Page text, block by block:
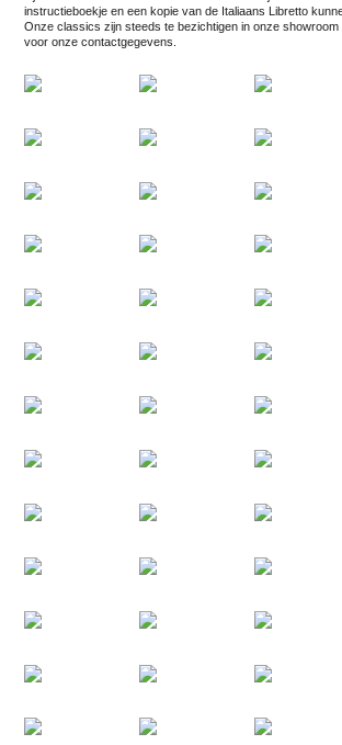
instructieboekje en een kopie van de Italiaans Libretto
Onze classics zijn steeds te bezichtigen in onze showroom
voor onze contactgegevens.